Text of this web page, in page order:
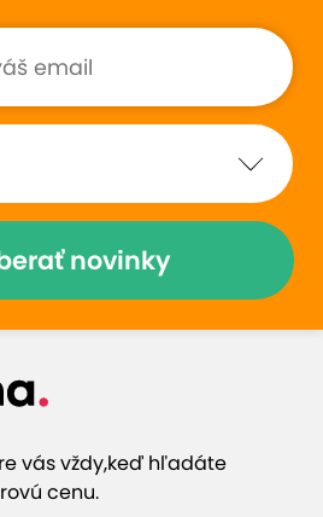
novinky
vás vždy,keď hľadáte
cenu.